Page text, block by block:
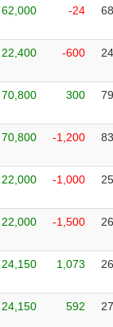
62,000 -24
22,400 -600
70,800 300
70,800 -1,200
22,000 -1,000
22,000 -1,500
24,150 1,073
24,150 592